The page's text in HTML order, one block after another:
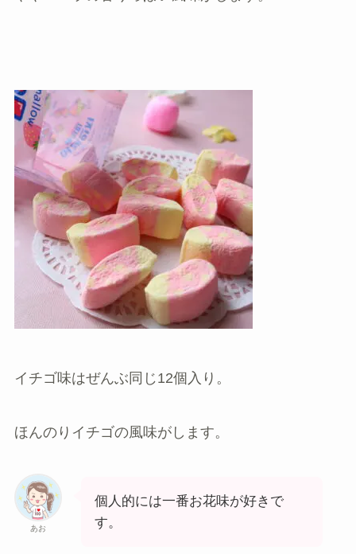
イチゴ味はぜんぶ同じ12個入り。
ほんのりイチゴの風味がします。
あお
個人的には一番お花味が好きで
す。